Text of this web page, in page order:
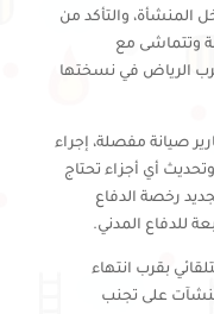
والتأكد من
وتتماشى مع
الرياض في نسختها
صيانة مفصلة، إجراء
وتحديث أي أجزاء تحتاج
رخصة الدفاع
للدفاع المدني.
بقرب انتهاء
على تجنب